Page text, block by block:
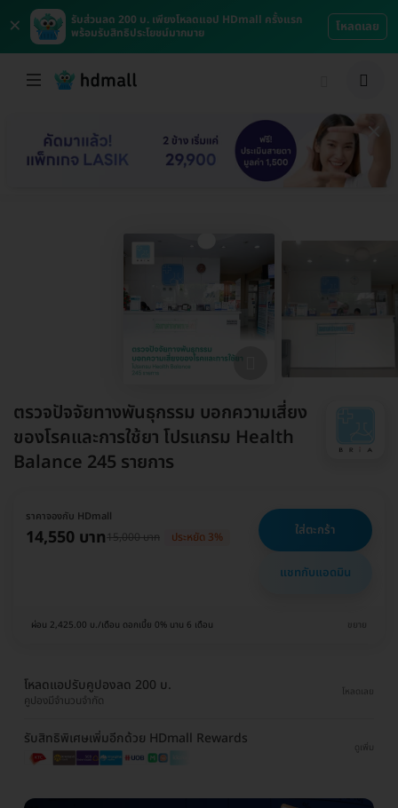
×
รับส่วนลด 200 บ. เพียงโหลดแอป HDmall ครั้งแรก
พร้อมรับสิทธิประโยชน์มากมาย
โหลดเลย
ตรวจปัจจัยทางพันธุกรรม บอกความเสี่ยง
ของโรคและการใช้ยา โปรแกรม Health
Balance 245 รายการ
ราคาจองกับ HDmall
14,550 บาท15,000 บาท ประหยัด 3% ใส่ตะกร้า
แชทกับแอดมิน
ผ่อน 2,425.00 บ./เดือน ดอกเบี้ย 0% นาน 6 เดือน ขยาย
โหลดแอปรับคูปองลด 200 บ.
คูปองมีจำนวนจำกัด
โหลดเลย
รับสิทธิพิเศษเพิ่มอีกด้วย HDmall Rewards
ดูเพิ่ม